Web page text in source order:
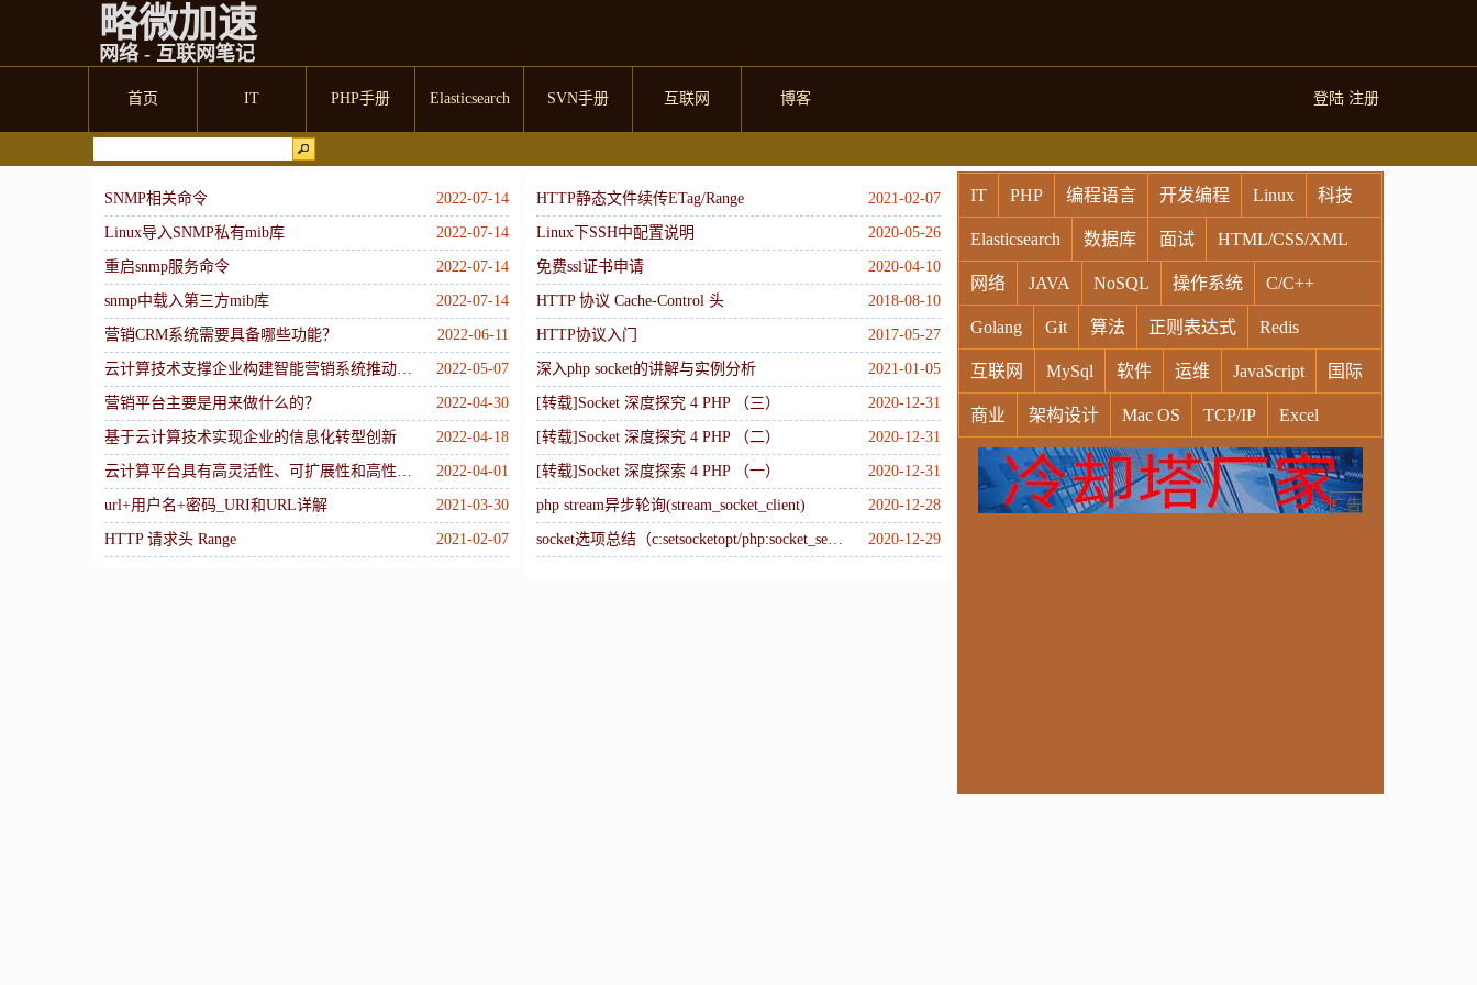
略微加速
网络 - 互联网笔记
首页 IT PHP手册 Elasticsearch SVN手册 互联网 博客 登陆 注册
2022-07-14
SNMP相关命令
2022-07-14
Linux导入SNMP私有mib库
2022-07-14
重启snmp服务命令
2022-07-14
snmp中载入第三方mib库
2022-06-11
营销CRM系统需要具备哪些功能？
2022-05-07
云计算技术支撑企业构建智能营销系统推动业务流程管理高效化
2022-04-30
营销平台主要是用来做什么的？
2022-04-18
基于云计算技术实现企业的信息化转型创新
2022-04-01
云计算平台具有高灵活性、可扩展性和高性别比特点
2021-03-30
url+用户名+密码_URI和URL详解
2021-02-07
HTTP 请求头 Range
2021-02-07
HTTP静态文件续传ETag/Range
2020-05-26
Linux下SSH中配置说明
2020-04-10
免费ssl证书申请
2018-08-10
HTTP 协议 Cache-Control 头
2017-05-27
HTTP协议入门
2021-01-05
深入php socket的讲解与实例分析
2020-12-31
[转载]Socket 深度探究 4 PHP （三）
2020-12-31
[转载]Socket 深度探究 4 PHP （二）
2020-12-31
[转载]Socket 深度探索 4 PHP （一）
2020-12-28
php stream异步轮询(stream_socket_client)
2020-12-29
socket选项总结（c:setsocketopt/php:socket_set_option）
IT PHP 编程语言 开发编程 Linux 科技
Elasticsearch 数据库 面试 HTML/CSS/XML
网络 JAVA NoSQL 操作系统 C/C++
Golang Git 算法 正则表达式 Redis
互联网 MySql 软件 运维 JavaScript 国际
商业 架构设计 Mac OS TCP/IP Excel
Windows Oracle Socket VR Vim
MongoDB 运营 Python MemCache 硬件广告